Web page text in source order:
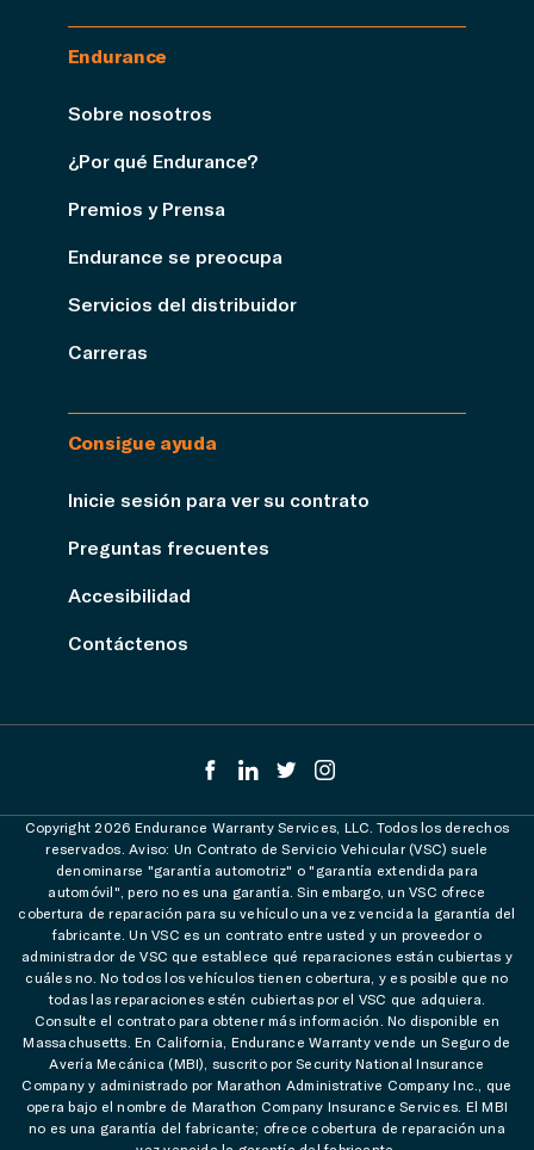
Endurance
Sobre nosotros
¿Por qué Endurance?
Premios y Prensa
Endurance se preocupa
Servicios del distribuidor
Carreras
Consigue ayuda
Inicie sesión para ver su contrato
Preguntas frecuentes
Accesibilidad
Contáctenos
Copyright 2026 Endurance Warranty Services, LLC. Todos los derechos
reservados. Aviso: Un Contrato de Servicio Vehicular (VSC) suele
denominarse "garantía automotriz" o "garantía extendida para
automóvil", pero no es una garantía. Sin embargo, un VSC ofrece
cobertura de reparación para su vehículo una vez vencida la garantía del
fabricante. Un VSC es un contrato entre usted y un proveedor o
administrador de VSC que establece qué reparaciones están cubiertas y
cuáles no. No todos los vehículos tienen cobertura, y es posible que no
todas las reparaciones estén cubiertas por el VSC que adquiera.
Consulte el contrato para obtener más información. No disponible en
Massachusetts. En California, Endurance Warranty vende un Seguro de
Avería Mecánica (MBI), suscrito por Security National Insurance
Company y administrado por Marathon Administrative Company Inc., que
opera bajo el nombre de Marathon Company Insurance Services. El MBI
no es una garantía del fabricante; ofrece cobertura de reparación una